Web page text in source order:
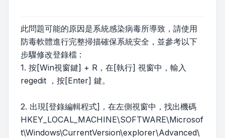
此問題可能的原因是系統感染病毒所導致，請使用
防毒軟體進行完整掃描確保系統安全，並參考以下
步驟修改登錄檔 :
1. 按[Win視窗鍵] + R，在[執行] 視窗中，輸入
regedit ，按[Enter] 鍵。
2. 出現[登錄編輯程式]，在左側視窗中，找出機碼
HKEY_LOCAL_MACHINE\SOFTWARE\Microsof
t\Windows\CurrentVersion\explorer\Advanced\